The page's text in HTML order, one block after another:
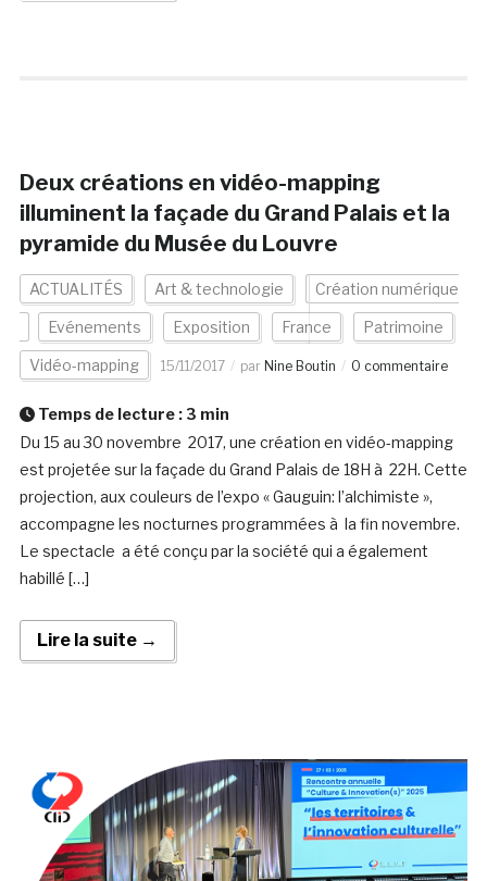
Deux créations en vidéo-mapping
illuminent la façade du Grand Palais et la
pyramide du Musée du Louvre
ACTUALITÉS Art & technologie Création numérique
Evénements Exposition France Patrimoine
Vidéo-mapping 15/11/2017 par Nine Boutin 0 commentaire
Temps de lecture : 3 min
Du 15 au 30 novembre 2017, une création en vidéo-mapping
est projetée sur la façade du Grand Palais de 18H à 22H. Cette
projection, aux couleurs de l’expo « Gauguin: l’alchimiste »,
accompagne les nocturnes programmées à la fin novembre.
Le spectacle a été conçu par la société qui a également
habillé […]
Lire la suite →